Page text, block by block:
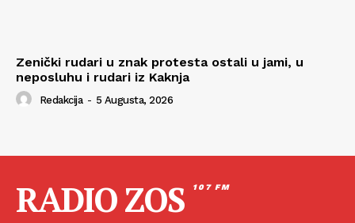
Zenički rudari u znak protesta ostali u jami, u
neposluhu i rudari iz Kaknja
Redakcija - 5 Augusta, 2026
RADIO ZOS 107 FM